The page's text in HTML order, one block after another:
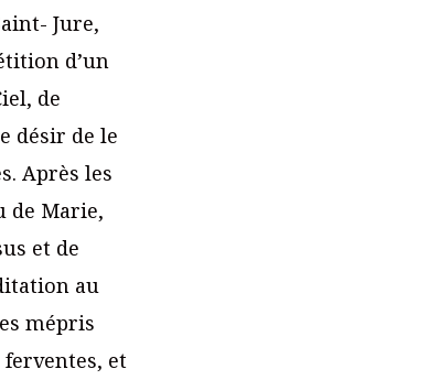
Jure,
d’un
de
désir de le
Après les
de Marie,
et de
au
mépris
ferventes, et